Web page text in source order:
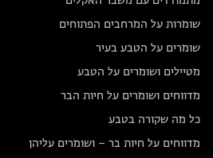
שומרות על המרחבים הפתוחים
שומרים על הטבע בעיר
מטיילים ושומרים על הטבע
מדווחים ושומרים על חיות הבר
כל מה שקורה בטבע
מדווחים על חיות בר – ושומרים עליהן